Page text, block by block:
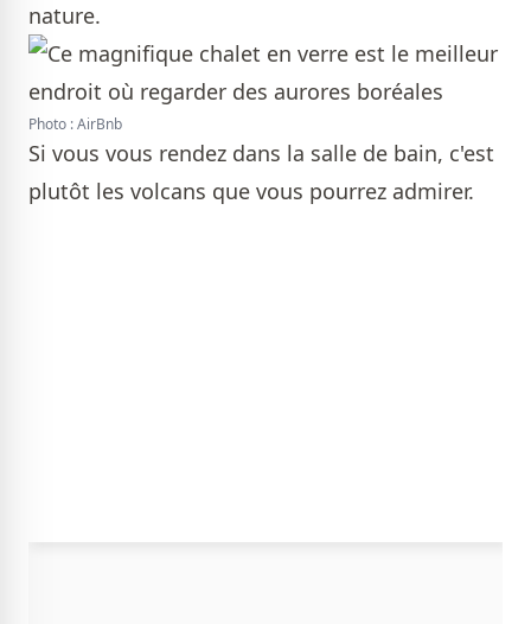
nature.
Photo : AirBnb
Si vous vous rendez dans la salle de bain, c'est
plutôt les volcans que vous pourrez admirer.